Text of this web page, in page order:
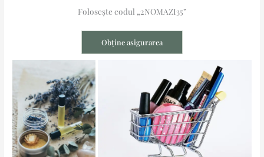
Folosește codul „2NOMAZI35”
Obține asigurarea